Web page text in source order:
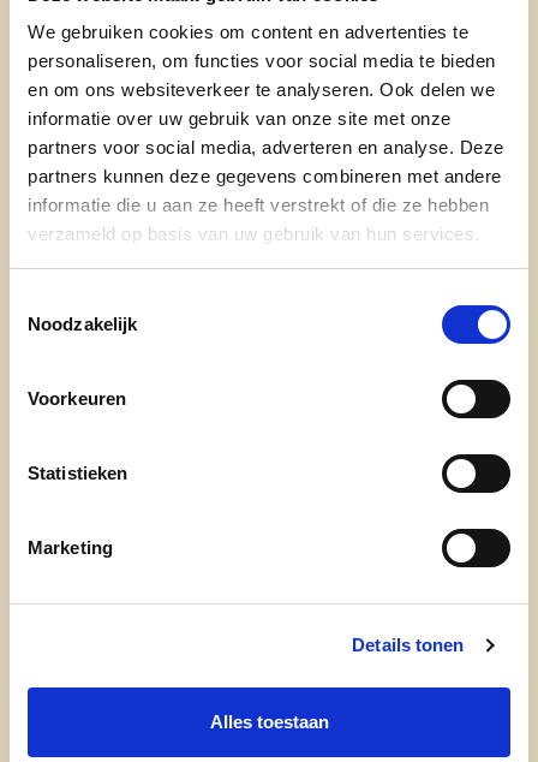
We gebruiken cookies om content en advertenties te
personaliseren, om functies voor social media te bieden
en om ons websiteverkeer te analyseren. Ook delen we
informatie over uw gebruik van onze site met onze
partners voor social media, adverteren en analyse. Deze
partners kunnen deze gegevens combineren met andere
informatie die u aan ze heeft verstrekt of die ze hebben
verzameld op basis van uw gebruik van hun services.
Noodzakelijk
Voorkeuren
Statistieken
Marketing
Details tonen
Alles toestaan
Samen voor een nette
voor bladkorven in Edegem
10/11/25
bladeren zorgt, wijst JONG-CD&V
maatregelen om de overlast te beperken.
“Fietsers en voetgangers glijden uit, goten
alternatief om hun stoep proper te
houden,” klinkt het volgens Wout
initiatief om hun straat netjes te houden,
maar zij worden vandaag onvoldoende